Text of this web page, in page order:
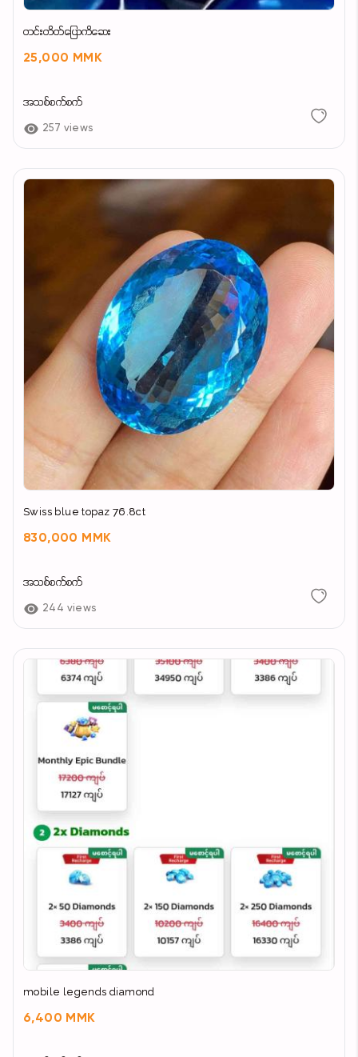
တင်းတိတ်ပြောကိဆေး
25,000 MMK
အသစ်စက်စက်
257 views
Swiss blue topaz 76.8ct
830,000 MMK
အသစ်စက်စက်
244 views
mobile legends diamond
6,400 MMK